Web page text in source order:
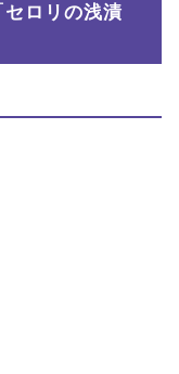
ロリの浅漬